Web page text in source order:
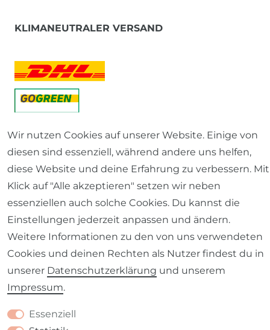
KLIMANEUTRALER VERSAND
Wir nutzen Cookies auf unserer Website. Einige von
diesen sind essenziell, während andere uns helfen,
diese Website und deine Erfahrung zu verbessern. Mit
Klick auf "Alle akzeptieren" setzen wir neben
essenziellen auch solche Cookies. Du kannst die
Einstellungen jederzeit anpassen und ändern.
Weitere Informationen zu den von uns verwendeten
Cookies und deinen Rechten als Nutzer findest du in
unserer Daten­schutz­erklärung und unserem
Impressum.
Essenziell